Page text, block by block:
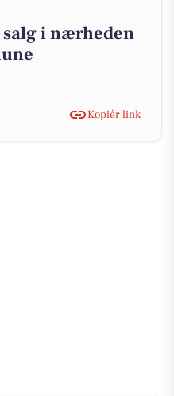
i nærheden
Kopiér link